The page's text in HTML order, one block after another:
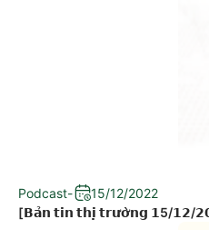
Podcast-
15/12/2022
[𝗕𝗮̉𝗻 𝘁𝗶𝗻 𝘁𝗵𝗶̣ 𝘁𝗿𝘂̛𝗼̛̀𝗻𝗴 𝟭5/𝟭𝟮/